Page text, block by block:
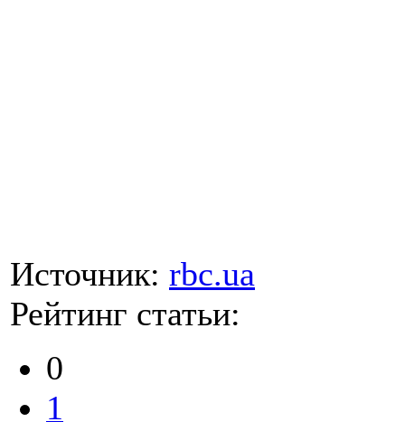
Источник: rbc.ua
Рейтинг статьи:
0
1